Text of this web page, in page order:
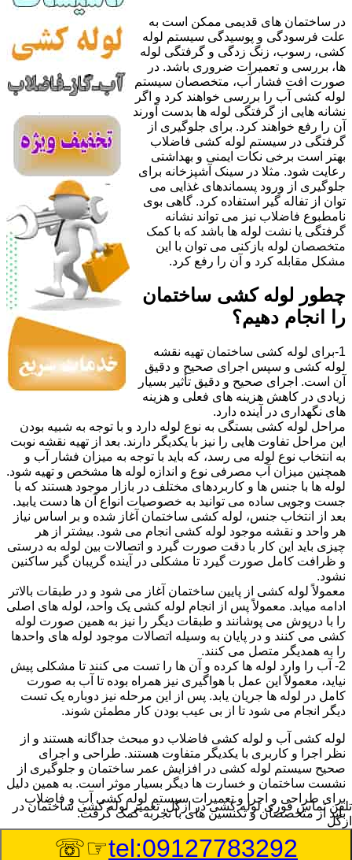
در ساختمان های قدیمی ممکن است به
علت فرسودگی و پوسیدگی سیستم لوله
کشی، رسوب، زنگ زدگی و گرفتگی لوله
ها، بررسی و تعمیرات ضروری باشد. در
صورت افت فشار آب، متخصصان سیستم
لوله کشی آب را بررسی خواهند کرد و اگر
نشانه هایی از گرفتگی لوله ها بدست آورند
آن را رفع خواهند کرد. برای جلوگیری از
گرفتگی در سیستم لوله کشی فاضلاب
بهتر است برخی نکات ایمنی و بهداشتی
رعایت شود. مثلا در سینک آشپزخانه برای
جلوگیری از ورود پسماندهای غذایی می
توان از تفاله گیر استفاده کرد. گاهی بوی
نامطبوع فاضلاب نیز می تواند نشانه
گرفتگی یا نشت لوله ها باشد که با کمک
متخصصان لوله بازکنی می توان با این
مشکل مقابله کرد و آن را رفع کرد.
چطور لوله کشی ساختمان
را انجام دهیم؟
1-برای لوله کشی ساختمان تهیه نقشه
لوله کشی و سپس اجرای صحیح و دقیق
آن است. اجرای صحیح و دقیق تأثیر بسیار
زیادی در کاهش هزینه های فعلی و هزینه
های نگهداری در آینده دارد.
مراحل لوله کشی بستگی به نوع لوله دارد و با توجه به شبیه بودن
این مراحل تفاوت هایی را نیز با یکدیگر دارند. بعد از تهیه نقشه نوبت
به انتخاب نوع لوله می رسد، که باید با توجه به میزان فشار آب و
همچنین میزان آب مصرفی نوع و اندازه لوله ها مشخص و تهیه شود.
لوله ها با جنس ها و کاربردهای مختلف در بازار موجود هستند که با
جست وجویی ساده می توانید به خصوصیات انواع آن ها دست یابید.
بعد از انتخاب جنس، لوله کشی ساختمان آغاز شده و بر اساس نیاز
هر واحد و نقشه موجود لوله کشی انجام می شود. بیشتر از هر
چیزی باید این کار با دقت صورت گیرد و اتصالات بین لوله به درستی
و ظرافت کامل صورت گیرد تا مشکلی در آینده گریبان گیر ساکنین
نشود.
معمولاً لوله کشی از پایین ساختمان آغاز می شود و در طبقات بالاتر
ادامه میابد. معمولاً پس از انجام لوله کشی یک واحد، لوله های اصلی
را با درپوش می پوشانند و طبقات دیگر را نیز به همین صورت لوله
کشی می کنند و در پایان به وسیله اتصالات موجود لوله های واحدها
را به همدیگر متصل می کنند.
2- آب را وارد لوله ها کرده و آن ها را تست می کنند تا مشکلی پیش
نیاید، معمولاً این عمل با هواگیری نیز همراه بوده تا آب به صورت
کامل در لوله ها جریان یابد. پس از این مرحله نیز دوباره یک تست
دیگر انجام می شود تا از بی عیب بودن کار مطمئن شوند.
لوله کشی آب و لوله کشی فاضلاب دو مبحث جداگانه هستند و از
نظر اجرا و کاربری با یکدیگر متفاوت هستند. طراحی و اجرای
صحیح سیستم لوله کشی در افزایش عمر ساختمان و جلوگیری از
نشست ساختمان و خسارت ها دیگر بسیار موثر است. به همین دلیل
برای طراحی و اجرا و تعمیرات سیستم لوله کشی آب و فاضلاب
باید از متخصصان و تکنسین های با تجربه کمک گرفت.
:Published Date
تلفن تماس فوریلوله کشی در ازگل, تعمیر لوله کشی ساختمان در
ازگل
tel:09127783292
☞☏